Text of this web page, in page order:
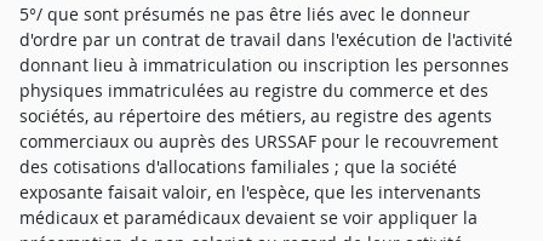
5°/ que sont présumés ne pas être liés avec le donneur
d'ordre par un contrat de travail dans l'exécution de l'activité
donnant lieu à immatriculation ou inscription les personnes
physiques immatriculées au registre du commerce et des
sociétés, au répertoire des métiers, au registre des agents
commerciaux ou auprès des URSSAF pour le recouvrement
des cotisations d'allocations familiales ; que la société
exposante faisait valoir, en l'espèce, que les intervenants
médicaux et paramédicaux devaient se voir appliquer la